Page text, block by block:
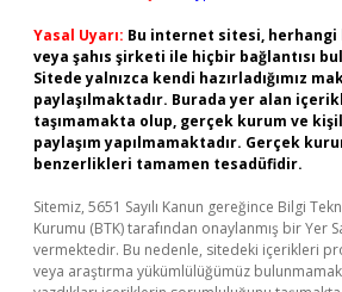
Yasal Uyarı: Bu internet sitesi,
veya şahıs şirketi ile hiçbir bağlantısı
Sitede yalnızca kendi hazırladığımız
paylaşılmaktadır. Burada yer alan
taşımamakta olup, gerçek kurum ve
paylaşım yapılmamaktadır. Gerçek
benzerlikleri tamamen tesadüfidir.
Sitemiz, 5651 Sayılı Kanun gereğince Bilgi
Kurumu (BTK) tarafından onaylanmış bir Yer
vermektedir. Bu nedenle, sitedeki içerikleri
veya araştırma yükümlülüğümüz